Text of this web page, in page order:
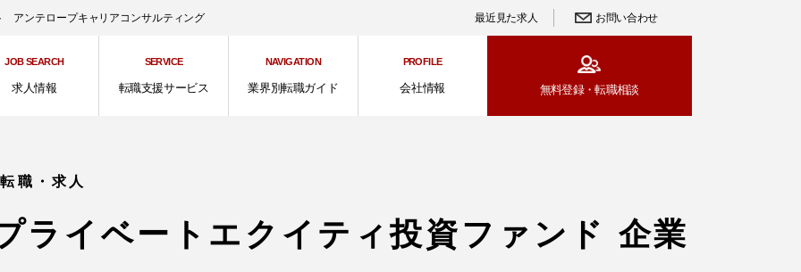
アンテロープキャリアコンサルティング 最近見た求人 お問い合わせ
JOB SEARCH
求人情報
SERVICE
転職支援サービス
NAVIGATION
業界別転職ガイド
PROFILE
会社情報 無料登録・転職相談
職・求人
ライベートエクイティ投資ファンド 企業